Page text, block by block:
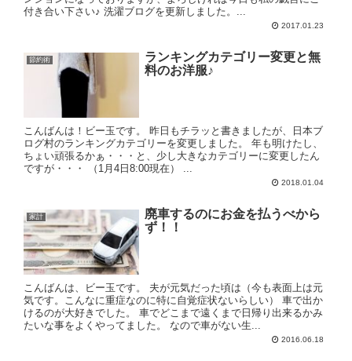
付き合い下さい♪ 洗濯ブログを更新しました。...
2017.01.23
節約術
ランキングカテゴリー変更と無
料のお洋服♪
こんばんは！ビー玉です。 昨日もチラッと書きましたが、日本ブ
ログ村のランキングカテゴリーを変更しました。 年も明けたし、
ちょい頑張るかぁ・・・と、少し大きなカテゴリーに変更したん
ですが・・・ （1月4日8:00現在） ...
2018.01.04
家計
廃車するのにお金を払うべから
ず！！
こんばんは、ビー玉です。 夫が元気だった頃は（今も表面上は元
気です。こんなに重症なのに特に自覚症状ないらしい） 車で出か
けるのが大好きでした。 車でどこまで遠くまで日帰り出来るかみ
たいな事をよくやってました。 なので車がない生...
2016.06.18